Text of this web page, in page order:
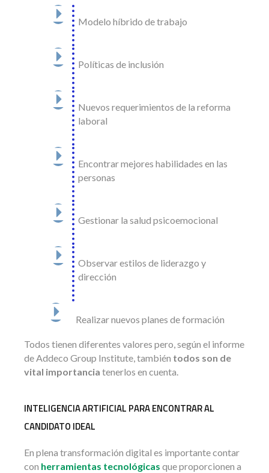
Modelo híbrido de trabajo
Políticas de inclusión
Nuevos requerimientos de la reforma
laboral
Encontrar mejores habilidades en las
personas
Gestionar la salud psicoemocional
Observar estilos de liderazgo y
dirección
Realizar nuevos planes de formación
Todos tienen diferentes valores pero, según el informe
de Addeco Group Institute, también todos son de
vital importancia tenerlos en cuenta.
INTELIGENCIA ARTIFICIAL PARA ENCONTRAR AL
CANDIDATO IDEAL
En plena transformación digital es importante contar
con herramientas tecnológicas que proporcionen a